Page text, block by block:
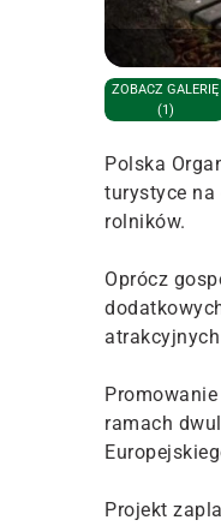
ZOBACZ GALERIĘ
(1)
Polska
turystyce na
rolników.
Oprócz
ramach
Projekt